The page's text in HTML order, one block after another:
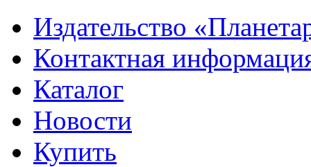
Издательство
Контактная
Каталог
Новости
Купить